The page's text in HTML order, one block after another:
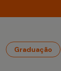
Graduação